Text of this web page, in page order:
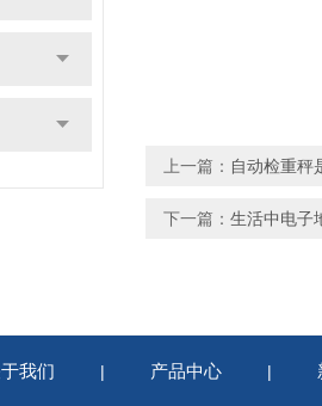
上一篇： 自动检重秤
下一篇： 生活中电子
我们 | 产品中心 |